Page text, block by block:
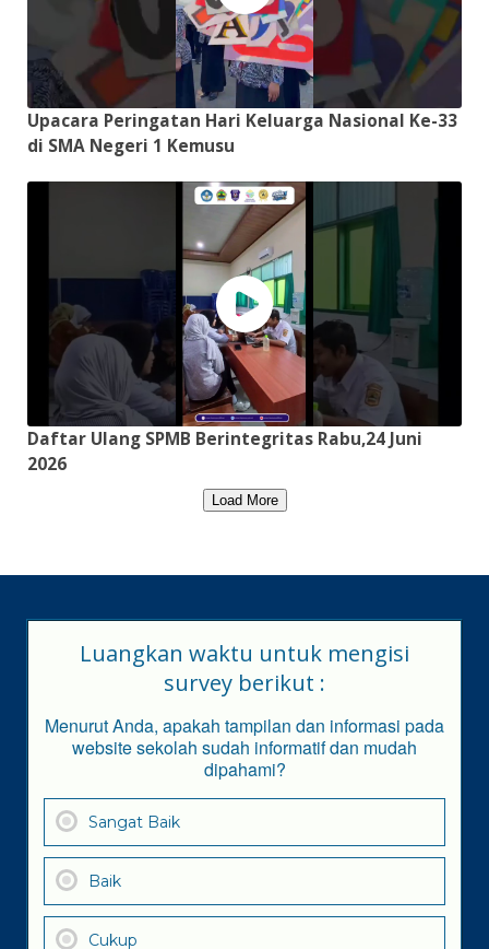
Upacara Peringatan Hari Keluarga Nasional Ke-33
di SMA Negeri 1 Kemusu
Daftar Ulang SPMB Berintegritas Rabu,24 Juni
2026
Load More
Luangkan waktu untuk mengisi
survey berikut :
Menurut Anda, apakah tampilan dan informasi pada
website sekolah sudah informatif dan mudah
dipahami?
Sangat Baik
Baik
Cukup